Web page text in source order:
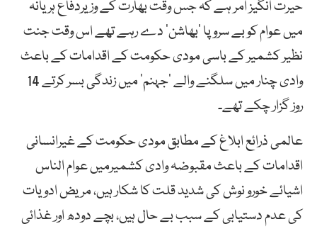
حیرت انگیز امر ہے کہ جس وقت بھارت کے وزیردفاع ہریانہ
میں عوام کو بے سرو پا ’بھاشن‘ دے رہے تھے اس وقت جنت
نظیر کشمیر کے باسی مودی حکومت کے اقدامات کے باعث
وادی چنار میں سلگنے والے ’جہنم‘ میں زندگی بسر کرتے 14
روز گزار چکے تھے۔
عالمی ذرائع ابلاغ کے مطابق مودی حکومت کے غیرانسانی
اقدامات کے باعث مقبوضہ وادی کشمیرمیں عوام الناس
اشیائے خورو نوش کی شدید قلت کا شکار ہیں، مریض ادویات
کی عدم دستیابی کے سبب بے حال ہیں، بچے دودھ اور غذائی